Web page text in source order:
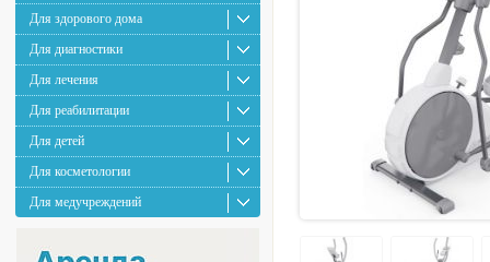
Для здорового дома
Для диагностики
Для лечения
Для реабилитации
Для детей
Для косметологии
Для медучреждений